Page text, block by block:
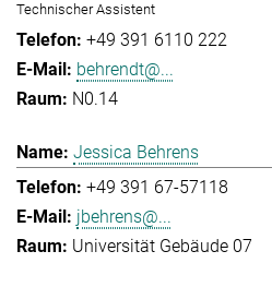
Technischer Assistent
+49 391 6110 222
behrendt@...
N0.14
Jessica Behrens
+49 391 67-57118
jbehrens@...
Universität Gebäude 07